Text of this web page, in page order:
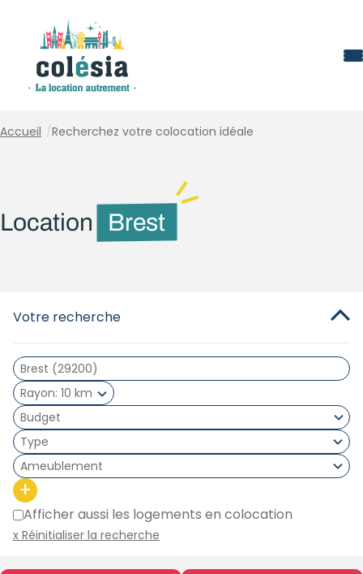
Accueil /Recherchez votre colocation idéale
Location Brest
Votre recherche
Rayon 10 km
Type
Ameublement
+
Afficher aussi les logements en colocation
x Réinitialiser la recherche